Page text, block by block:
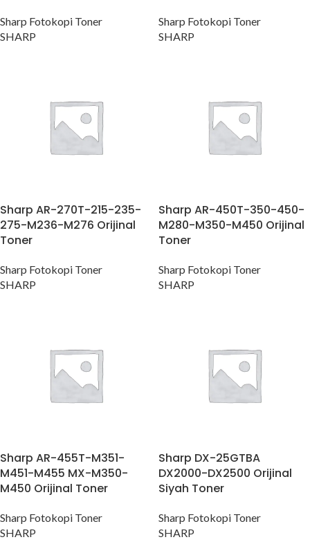
Sharp Fotokopi Toner
SHARP
Sharp Fotokopi Toner
SHARP
Sharp AR-270T-215-235-
275-M236-M276 Orijinal
Toner
Sharp Fotokopi Toner
SHARP
Sharp AR-450T-350-450-
M280-M350-M450 Orijinal
Toner
Sharp Fotokopi Toner
SHARP
Sharp AR-455T-M351-
M451-M455 MX-M350-
M450 Orijinal Toner
Sharp Fotokopi Toner
SHARP
Sharp DX-25GTBA
DX2000-DX2500 Orijinal
Siyah Toner
Sharp Fotokopi Toner
SHARP